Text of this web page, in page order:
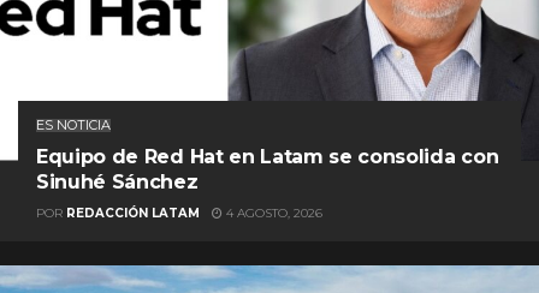
ES NOTICIA
Equipo de Red Hat en Latam se consolida con
Sinuhé Sánchez
POR REDACCIÓN LATAM 4 AGOSTO, 2026